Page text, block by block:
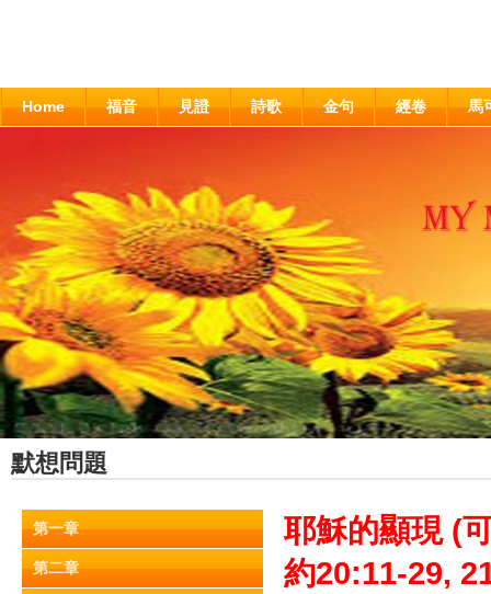
Home 福音 見證 詩歌 金句 經卷 馬
默想問題
第一章
第二章
耶穌的顯現 (
約20:11-29,